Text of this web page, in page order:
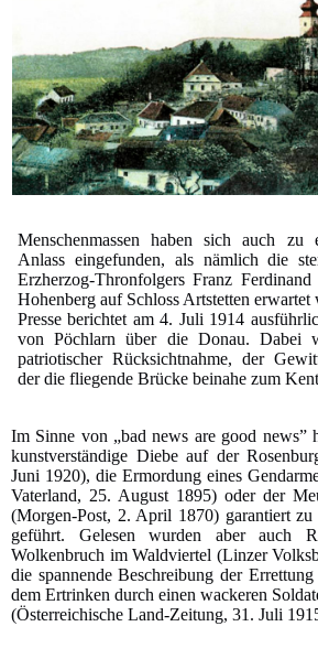
Menschenmassen haben sich auch zu
Anlass eingefunden, als nämlich die
Erzherzog-Thronfolgers Franz
Hohenberg auf Schloss Artstetten
Presse berichtet am 4. Juli 1914
von Pöchlarn über die Donau. Dabei
patriotischer Rücksichtnahme, der
der die fliegende Brücke beinahe zum
Im Sinne von „bad news are good news”
kunstverständige Diebe auf der
Juni 1920), die Ermordung eines
Vaterland, 25. August 1895) oder der
(Morgen-Post, 2. April 1870) garantiert
geführt. Gelesen wurden aber auch
Wolkenbruch im Waldviertel (Linzer
die spannende Beschreibung der
dem Ertrinken durch einen wackeren
(Österreichische Land-Zeitung, 31. Juli